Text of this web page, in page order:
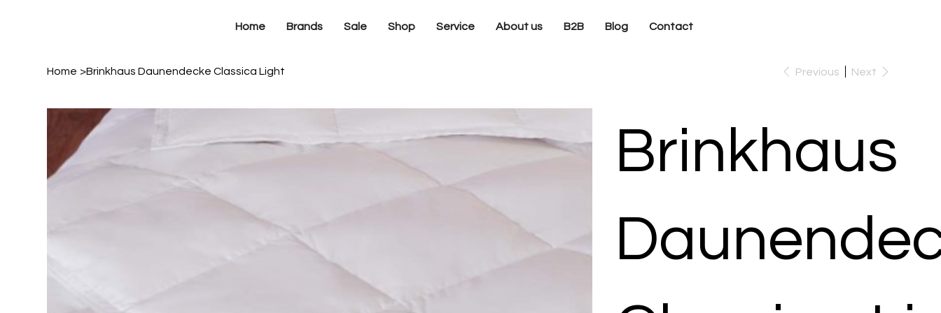
Home Brands Sale Shop Service About us B2B Blog Contact
Home >Brinkhaus Daunendecke Classica Light Previous Next
Brinkhaus